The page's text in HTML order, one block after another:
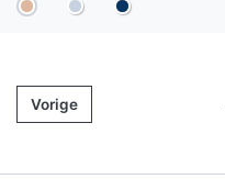
Vorige